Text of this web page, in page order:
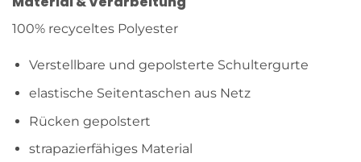
100% recyceltes Polyester
Verstellbare und gepolsterte Schultergurte
elastische Seitentaschen aus Netz
Rücken gepolstert
strapazierfähiges Material